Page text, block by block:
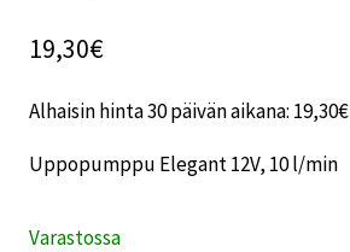
19,30€
Alhaisin hinta 30 päivän aikana: 19,30€
Uppopumppu Elegant 12V, 10 l/min
Varastossa